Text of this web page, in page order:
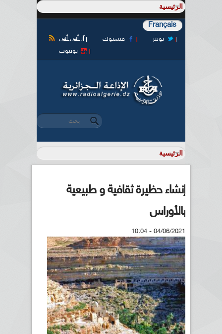
Français
آر أس أس فيسبوك
تويتر
يوتيوب
استمارة البحث
‏بحث ‏
إنشاء حظيرة ثقافية و طبيعية
بالأوراس
04/06/2021 - 10:04